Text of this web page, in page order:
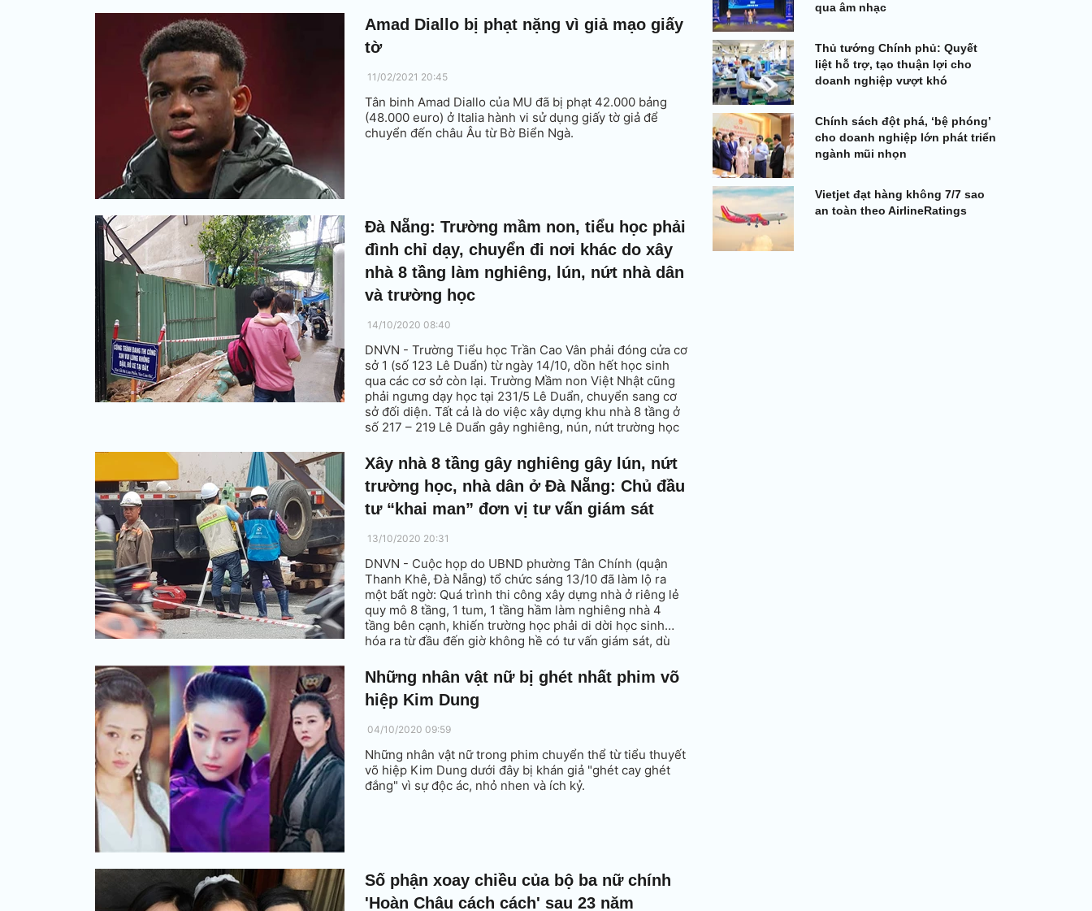
Amad Diallo bị phạt nặng vì giả mạo giấy
tờ
11/02/2021 20:45
Tân binh Amad Diallo của MU đã bị phạt 42.000 bảng
(48.000 euro) ở Italia hành vi sử dụng giấy tờ giả để
chuyển đến châu Âu từ Bờ Biển Ngà.
Đà Nẵng: Trường mầm non, tiểu học phải
đình chỉ dạy, chuyển đi nơi khác do xây
nhà 8 tầng làm nghiêng, lún, nứt nhà dân
và trường học
14/10/2020 08:40
DNVN - Trường Tiểu học Trần Cao Vân phải đóng cửa cơ
sở 1 (số 123 Lê Duẩn) từ ngày 14/10, dồn hết học sinh
qua các cơ sở còn lại. Trường Mầm non Việt Nhật cũng
phải ngưng dạy học tại 231/5 Lê Duẩn, chuyển sang cơ
sở đối diện. Tất cả là do việc xây dựng khu nhà 8 tầng ở
số 217 – 219 Lê Duẩn gây nghiêng, nún, nứt trường học
Xây nhà 8 tầng gây nghiêng gây lún, nứt
trường học, nhà dân ở Đà Nẵng: Chủ đầu
tư “khai man” đơn vị tư vấn giám sát
13/10/2020 20:31
DNVN - Cuộc họp do UBND phường Tân Chính (quận
Thanh Khê, Đà Nẵng) tổ chức sáng 13/10 đã làm lộ ra
một bất ngờ: Quá trình thi công xây dựng nhà ở riêng lẻ
quy mô 8 tầng, 1 tum, 1 tầng hầm làm nghiêng nhà 4
tầng bên cạnh, khiến trường học phải di dời học sinh…
hóa ra từ đầu đến giờ không hề có tư vấn giám sát, dù
Những nhân vật nữ bị ghét nhất phim võ
hiệp Kim Dung
04/10/2020 09:59
Những nhân vật nữ trong phim chuyển thể từ tiểu thuyết
võ hiệp Kim Dung dưới đây bị khán giả "ghét cay ghét
đắng" vì sự độc ác, nhỏ nhen và ích kỷ.
Số phận xoay chiều của bộ ba nữ chính
'Hoàn Châu cách cách' sau 23 năm
qua âm nhạc
Thủ tướng Chính phủ: Quyết
liệt hỗ trợ, tạo thuận lợi cho
doanh nghiệp vượt khó
Chính sách đột phá, ‘bệ phóng’
cho doanh nghiệp lớn phát triển
ngành mũi nhọn
Vietjet đạt hàng không 7/7 sao
an toàn theo AirlineRatings